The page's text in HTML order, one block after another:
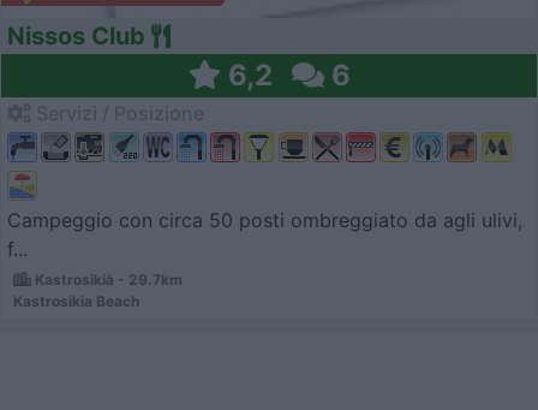
Nissos Club
6,2 6
Campeggio con circa 50 posti ombreggiato da agli ulivi,
f...
Kastrosikià - 29.7km
Kastrosikia Beach